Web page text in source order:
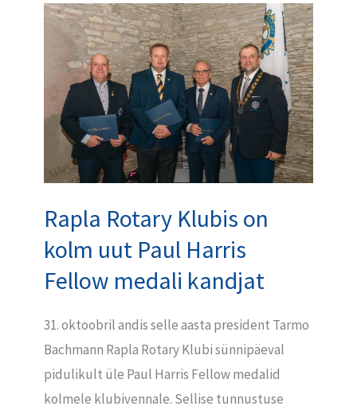
Rapla Rotary Klubis on
kolm uut Paul Harris
Fellow medali kandjat
31. oktoobril andis selle aasta president Tarmo
Bachmann Rapla Rotary Klubi sünnipäeval
pidulikult üle Paul Harris Fellow medalid
kolmele klubivennale. Sellise tunnustuse
Rapla
Rotary
Klubis
on
kolm
uut
Paul
Harris
Fellow
medali
kandjat